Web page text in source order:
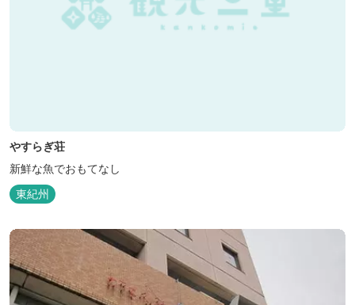
やすらぎ荘
新鮮な魚でおもてなし
東紀州